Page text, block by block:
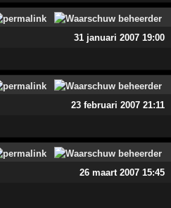
31 januari 2007 19:00
23 februari 2007 21:11
26 maart 2007 15:45